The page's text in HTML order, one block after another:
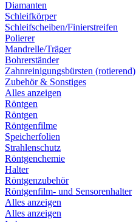
Diamanten
Schleifkörper
Schleifscheiben/Finierstreifen
Polierer
Mandrelle/Träger
Bohrerständer
Zahnreinigungsbürsten (rotierend)
Zubehör & Sonstiges
Alles anzeigen
Röntgen
Röntgen
Röntgenfilme
Speicherfolien
Strahlenschutz
Röntgenchemie
Halter
Röntgenzubehör
Röntgenfilm- und Sensorenhalter
Alles anzeigen
Alles anzeigen